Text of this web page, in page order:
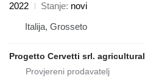
2022
Stanje novi
Italija, Grosseto
Progetto Cervetti srl. agricultural